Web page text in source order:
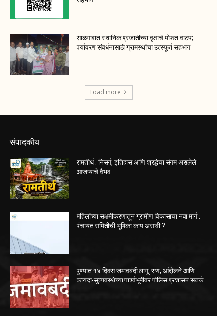
साळगावात स्थानिक प्रजातींच्या वृक्षांचे मोफत वाटप;
पर्यावरण संवर्धनासाठी ग्रामस्थांचा उत्स्फूर्त सहभाग
Load more
संपादकीय
रामतीर्थ : निसर्ग, इतिहास आणि श्रद्धेचा संगम असलेले
आजऱ्याचे वैभव
महिलांच्या सक्षमीकरणातून ग्रामीण विकासाचा नवा मार्ग :
पंचायत समितीची भूमिका काय असावी ?
पुण्यात १४ दिवस जमावबंदी लागू; सण, आंदोलने आणि
कायदा-सुव्यवस्थेच्या पार्श्वभूमीवर पोलिस प्रशासन सतर्क